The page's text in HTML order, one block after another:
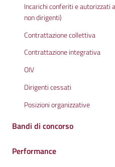
Incarichi conferiti e autorizzati
non dirigenti)
Contrattazione collettiva
Contrattazione integrativa
OIV
Dirigenti cessati
Posizioni organizzative
Bandi di concorso
Performance